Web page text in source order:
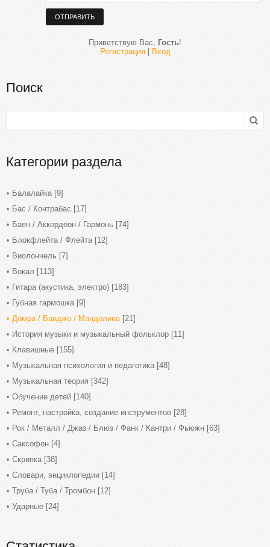
ОТПРАВИТЬ
Приветствую Вас, Гость!
Регистрация| Вход
Поиск
Категории раздела
Балалайка [9]
Бас / Контрабас [17]
Баян / Аккордеон / Гармонь [74]
Блокфлейта / Флейта [12]
Виолончель [7]
Вокал [113]
Гитара (акустика, электро) [183]
Губная гармошка [9]
Домра / Банджо / Мандолина [21]
История музыки и музыкальный фольклор [11]
Клавишные [155]
Музыкальная психология и педагогика [48]
Музыкальная теория [342]
Обучение детей [140]
Ремонт, настройка, создание инструментов [28]
Рок / Металл / Джаз / Блюз / Фанк / Кантри / Фьюжн [63]
Саксофон [4]
Скрипка [38]
Словари, энциклопедии [14]
Труба / Туба / Тромбон [12]
Ударные [24]